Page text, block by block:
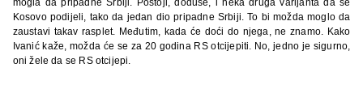
Kosovo podijeli, tako da jedan dio pripadne Srbiji. To bi možda moglo da
zaustavi takav rasplet. Međutim, kada će doći do njega, ne znamo. Kako
Ivanić kaže, možda će se za 20 godina RS otcijepiti. No, jedno je sigurno,
oni žele da se RS otcijepi.